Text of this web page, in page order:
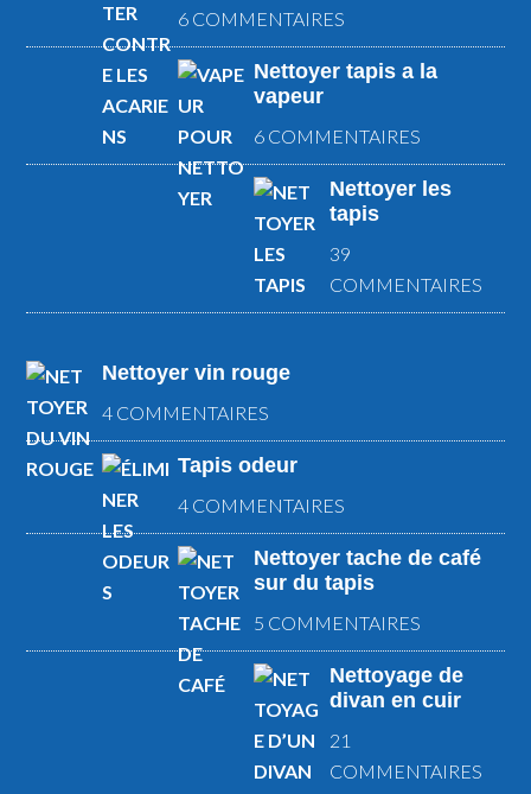
6 COMMENTAIRES
Nettoyer tapis a la
vapeur
6 COMMENTAIRES
Nettoyer les
tapis
39
COMMENTAIRES
Nettoyer vin rouge
4 COMMENTAIRES
Tapis odeur
4 COMMENTAIRES
Nettoyer tache de café
sur du tapis
5 COMMENTAIRES
Nettoyage de
divan en cuir
21
COMMENTAIRES